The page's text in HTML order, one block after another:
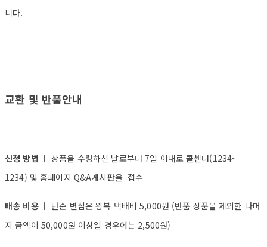
니다.
교환 및 반품안내
신청 방법 ㅣ상품을 수령하신 날로부터 7일 이내로 콜센터(1234-
1234) 및 홈페이지 Q&A게시판을 접수
배송 비용 ㅣ 단순 변심은 왕복 택배비 5,000원 (반품 상품을 제외한 나머
지 금액이 50,000원 이상일 경우에는 2,500원)